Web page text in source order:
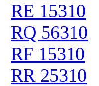
RE 15310
RQ 56310
RF 15310
RR 25310